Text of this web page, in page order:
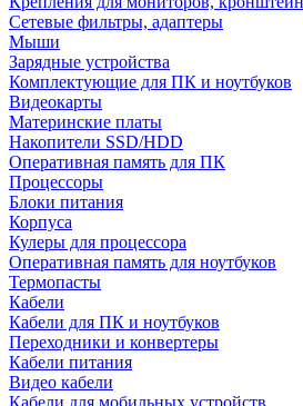
Сетевые фильтры, адаптеры
Мыши
Зарядные устройства
Комплектующие для ПК и ноутбуков
Видеокарты
Материнские платы
Накопители SSD/HDD
Оперативная память для ПК
Процессоры
Блоки питания
Корпуса
Кулеры для процессора
Оперативная память для ноутбуков
Термопасты
Кабели
Кабели для ПК и ноутбуков
Переходники и конвертеры
Кабели питания
Видео кабели
Кабели для мобильных устройств